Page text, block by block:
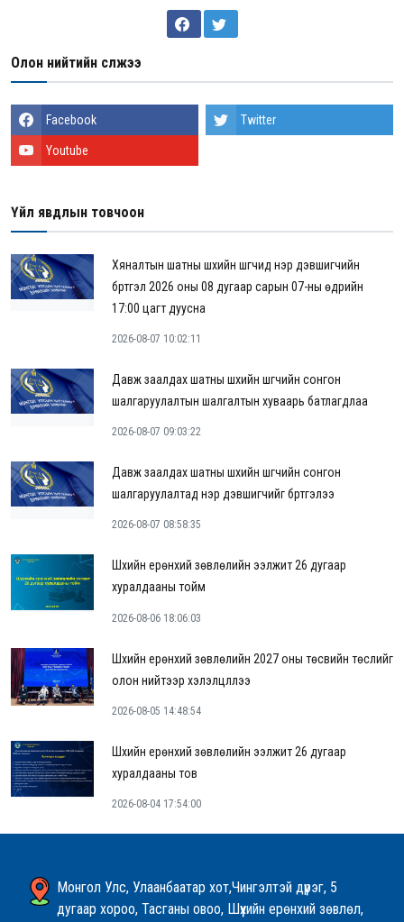
Олон нийтийн сүлжээ
Facebook Twitter
Youtube
Үйл явдлын товчоон
Хяналтын шатны шүүхийн шүүгчид нэр дэвшигчийн
бүртгэл 2026 оны 08 дугаар сарын 07-ны өдрийн
17:00 цагт дуусна
2026-08-07 10:02:11
Давж заалдах шатны шүүхийн шүүгчийн сонгон
шалгаруулалтын шалгалтын хуваарь батлагдлаа
2026-08-07 09:03:22
Давж заалдах шатны шүүхийн шүүгчийн сонгон
шалгаруулалтад нэр дэвшигчийг бүртгэлээ
2026-08-07 08:58:35
Шүүхийн ерөнхий зөвлөлийн ээлжит 26 дугаар
хуралдааны тойм
2026-08-06 18:06:03
Шүүхийн ерөнхий зөвлөлийн 2027 оны төсвийн төслийг
олон нийтээр хэлэлцүүллээ
2026-08-05 14:48:54
Шүүхийн ерөнхий зөвлөлийн ээлжит 26 дугаар
хуралдааны тов
2026-08-04 17:54:00
Монгол Улс, Улаанбаатар хот,Чингэлтэй дүүрэг, 5
дугаар хороо, Тасганы овоо, Шүүхийн ерөнхий зөвлөл,